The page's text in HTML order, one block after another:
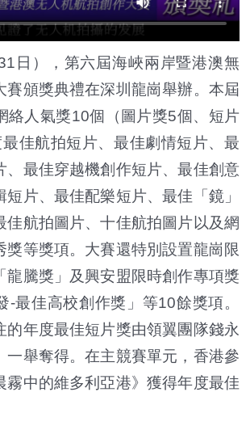
日），第六屆海峽兩岸暨港澳無
賽頒獎典禮在深圳龍崗舉辦。本屆
絡人氣獎10個（圖片獎5個、短片
佳航拍短片、最佳劇情短片、最
、最佳穿越機創作短片、最佳創意
短片、最佳配樂短片、最佳「鏡」
佳航拍圖片、十佳航拍圖片以及網
獎等獎項。大賽還特別設置龍崗限
龍騰獎」及興安盟限時創作專項獎
-最佳高校創作獎」等10餘獎項。
的年度最佳短片獎由領翼團隊錢永
一舉奪得。在主競賽單元，香港參
霧中的維多利亞港》獲得年度最佳